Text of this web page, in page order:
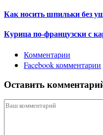
Как носить шпильки без
Курица по-французски с
Комментарии
Facebook комментарии
Оставить